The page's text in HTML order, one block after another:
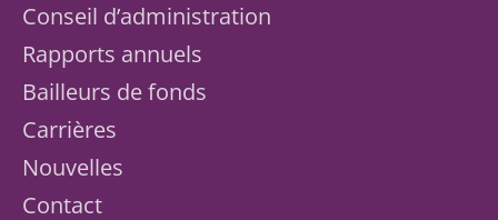
Conseil d’administration
Rapports annuels
Bailleurs de fonds
Carrières
Nouvelles
Contact